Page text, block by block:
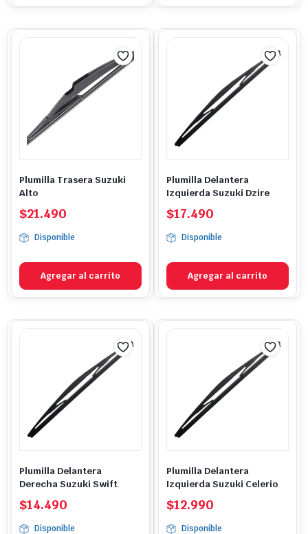
Plumilla Trasera Suzuki
Alto
$21.490
Disponible
Agregar al carrito
Plumilla Delantera
Izquierda Suzuki Dzire
$17.490
Disponible
Agregar al carrito
Plumilla Delantera
Derecha Suzuki Swift
$14.490
Disponible
Plumilla Delantera
Izquierda Suzuki Celerio
$12.990
Disponible